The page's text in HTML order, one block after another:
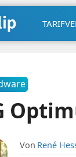
Von René